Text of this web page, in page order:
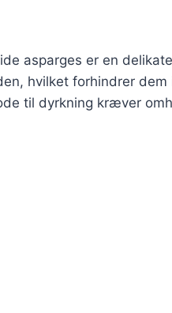
asparges er en
hvilket forhindrer
til dyrkning kræver